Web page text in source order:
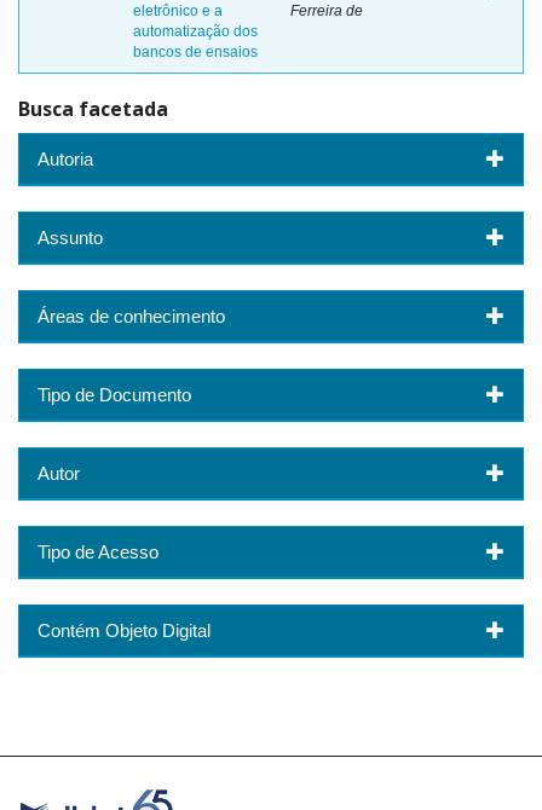
eletrônico e a
automatização dos
bancos de ensaios
Ferreira de
Busca facetada
Autoria
Assunto
Áreas de conhecimento
Tipo de Documento
Autor
Tipo de Acesso
Contém Objeto Digital